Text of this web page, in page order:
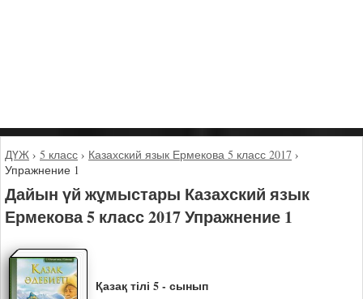
ДҮЖ › 5 класс › Казахский язык Ермекова 5 класс 2017 ›
Упражнение 1
Дайын үй жұмыстары Казахский язык
Ермекова 5 класс 2017 Упражнение 1
Қазақ тілі 5 - сынып